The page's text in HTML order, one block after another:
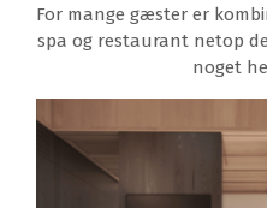
For mange gæster er
spa og restaurant netop
noget